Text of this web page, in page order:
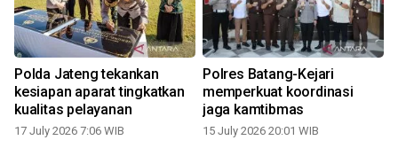
Polda Jateng tekankan
kesiapan aparat tingkatkan
kualitas pelayanan
17 July 2026 7:06 WIB
Polres Batang-Kejari
memperkuat koordinasi
jaga kamtibmas
15 July 2026 20:01 WIB